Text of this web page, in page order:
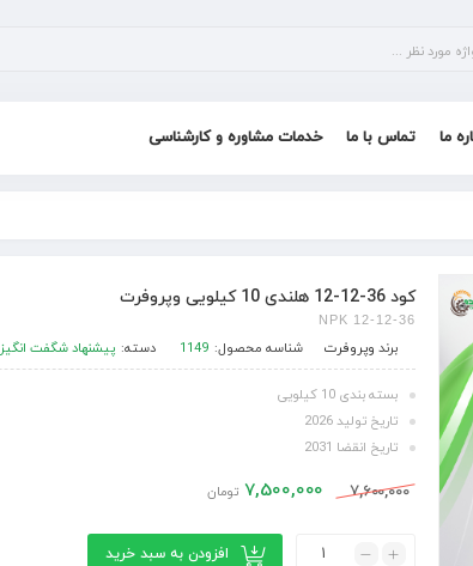
ما تماس با ما خدمات مشاوره و کارشناسی
کود 36-12-12 هلندی 10 کیلویی وپروفرت
NPK 12-12-36
برند وپروفرت شناسه محصول: 1149 دسته: پیشنهاد شگفت انگیز
بسته بندی 10 کیلویی
تاریخ تولید 2026
تاریخ انقضا 2031
7,600,000
7,500,000 تومان
افزودن به سبد خرید